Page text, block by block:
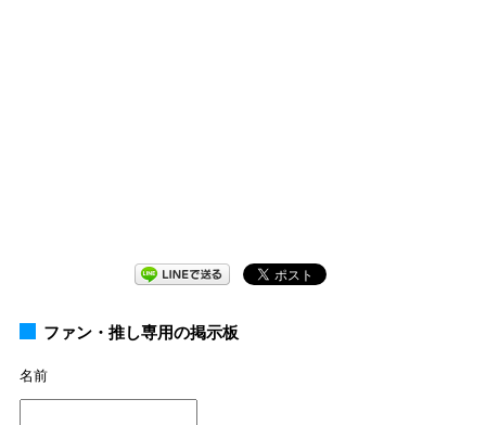
ファン・推し専用の掲示板
名前